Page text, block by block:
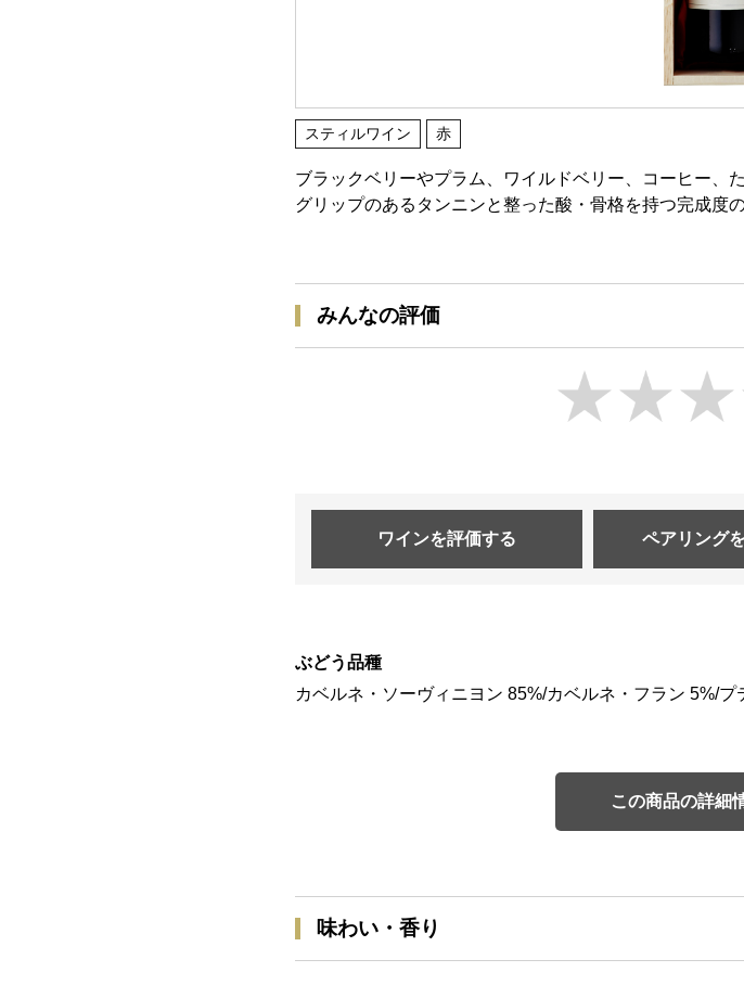
スティルワイン 赤
ブラックベリーやプラム、ワイルドベリー、コーヒー、
グリップのあるタンニンと整った酸・骨格を持つ完成度
みんなの評価
ワインを評価する ペアリングを
ぶどう品種
カベルネ・ソーヴィニヨン 85%/カベルネ・フラン 5%/
この商品の詳細
味わい・香り